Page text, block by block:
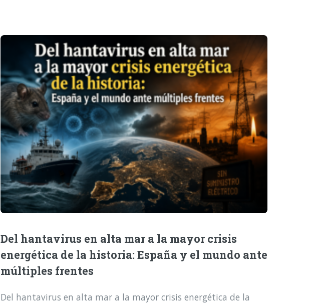
Del hantavirus en alta mar a la mayor crisis
energética de la historia: España y el mundo ante
múltiples frentes
Del hantavirus en alta mar a la mayor crisis energética de la